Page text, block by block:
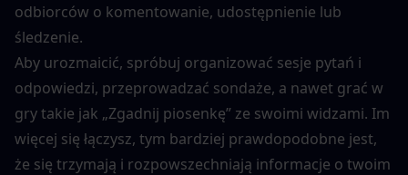
odbiorców o komentowanie, udostępnienie lub
śledzenie.
Aby urozmaicić, spróbuj organizować sesje pytań i
odpowiedzi, przeprowadzać sondaże, a nawet grać w
gry takie jak „Zgadnij piosenkę” ze swoimi widzami. Im
więcej się łączysz, tym bardziej prawdopodobne jest,
że się trzymają i rozpowszechniają informacje o twoim